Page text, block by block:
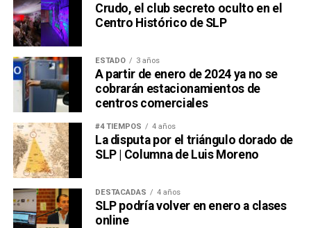
Crudo, el club secreto oculto en el
Centro Histórico de SLP
ESTADO 3 años
A partir de enero de 2024 ya no se
cobrarán estacionamientos de
centros comerciales
#4 TIEMPOS 4 años
La disputa por el triángulo dorado de
SLP | Columna de Luis Moreno
DESTACADAS 4 años
SLP podría volver en enero a clases
online